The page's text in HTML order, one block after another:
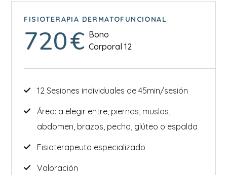
FISIOTERAPIA DERMATOFUNCIONAL
720€ Bono
Corporal 12
12 Sesiones individuales de 45min/sesión
Área: a elegir entre, piernas, muslos,
abdomen, brazos, pecho, glúteo o espalda
Fisioterapeuta especializado
Valoración